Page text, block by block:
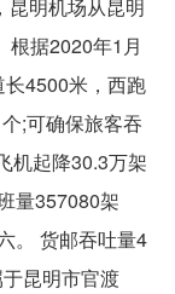
昆明机场从昆明
根据2020年1月
4500米，西跑
;可确保旅客吞
机起降30.3万架
量357080架
。 货邮吞吐量4
昆明市官渡